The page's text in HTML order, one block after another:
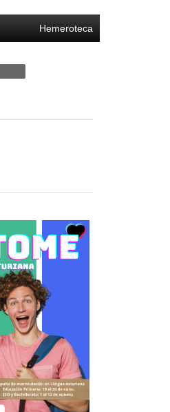
Hemeroteca